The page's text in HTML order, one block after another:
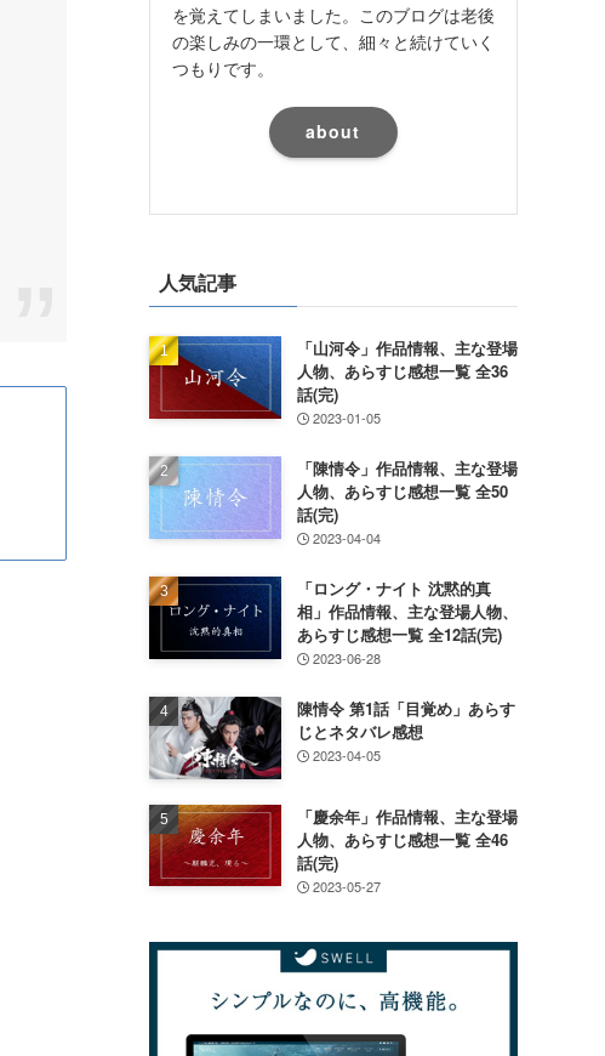
を覚えてしまいました。このブログは老後
の楽しみの一環として、細々と続けていく
つもりです。
about
人気記事
「山河令」作品情報、主な登場
人物、あらすじ感想一覧 全36
話(完)
2023-01-05
「陳情令」作品情報、主な登場
人物、あらすじ感想一覧 全50
話(完)
2023-04-04
「ロング・ナイト 沈黙的真
相」作品情報、主な登場人物、
あらすじ感想一覧 全12話(完)
2023-06-28
陳情令 第1話「目覚め」あらす
じとネタバレ感想
2023-04-05
「慶余年」作品情報、主な登場
人物、あらすじ感想一覧 全46
話(完)
2023-05-27